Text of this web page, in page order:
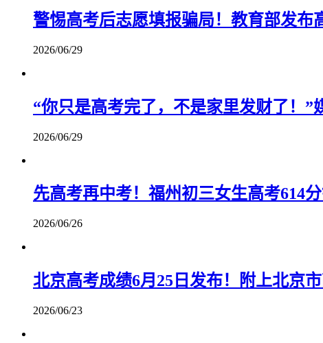
警惕高考后志愿填报骗局！教育部发布
2026/06/29
“你只是高考完了，不是家里发财了！
2026/06/29
先高考再中考！福州初三女生高考614
2026/06/26
北京高考成绩6月25日发布！附上北京
2026/06/23